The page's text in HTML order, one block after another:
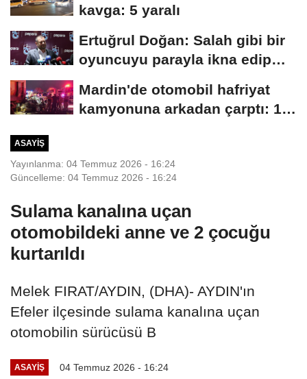
kavga: 5 yaralı
Ertuğrul Doğan: Salah gibi bir
oyuncuyu parayla ikna edip
Mardin'de otomobil hafriyat
kamyonuna arkadan çarptı: 1
ASAYIŞ
Yayınlanma: 04 Temmuz 2026 - 16:24
Güncelleme: 04 Temmuz 2026 - 16:24
Sulama kanalına uçan
otomobildeki anne ve 2 çocuğu
kurtarıldı
Melek FIRAT/AYDIN, (DHA)- AYDIN'ın
Efeler ilçesinde sulama kanalına uçan
otomobilin sürücüsü B
ASAYIŞ 04 Temmuz 2026 - 16:24